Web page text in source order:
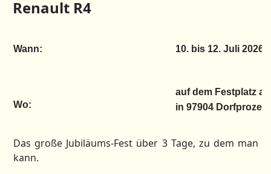
Renault R4
Wann: 10. bis 12. Juli 2026
Wo:
auf dem Festplatz
in 97904
Das große Jubiläums-Fest über 3 Tage, zu dem man
kann.